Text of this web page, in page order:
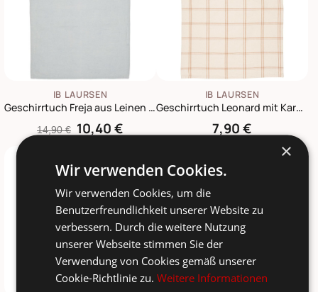
IB LAURSEN
Geschirrtuch Freja aus Leinen und Baumwolle
14,90 € 10,40 €
IB LAURSEN
Geschirrtuch Leonard mit Karomuster
7,90 €
×
Wir verwenden Cookies.
Wir verwenden Cookies, um die
Benutzerfreundlichkeit unserer Website zu
verbessern. Durch die weitere Nutzung
unserer Webseite stimmen Sie der
Verwendung von Cookies gemäß unserer
Cookie-Richtlinie zu. Weitere Informationen